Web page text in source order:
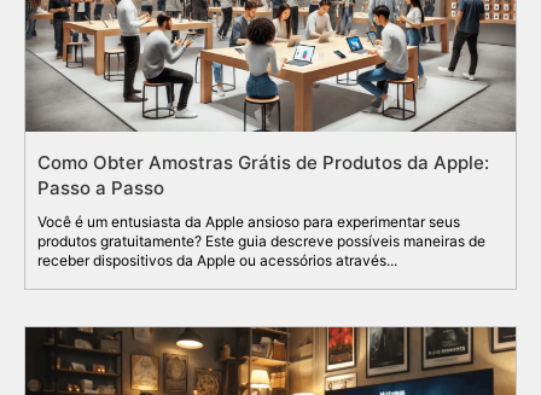
Como Obter Amostras Grátis de Produtos da Apple:
Passo a Passo
Você é um entusiasta da Apple ansioso para experimentar seus
produtos gratuitamente? Este guia descreve possíveis maneiras de
receber dispositivos da Apple ou acessórios através...